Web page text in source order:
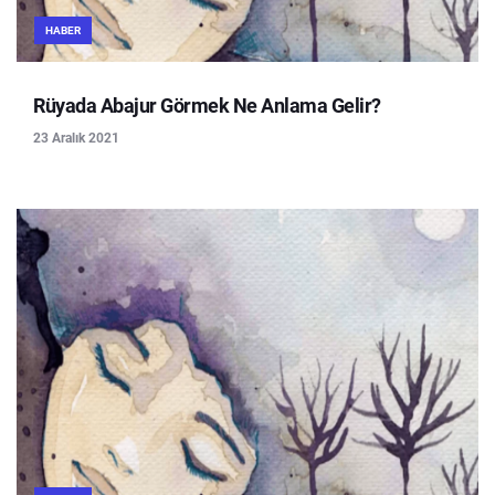
HABER
Rüyada Abajur Görmek Ne Anlama Gelir?
23 Aralık 2021